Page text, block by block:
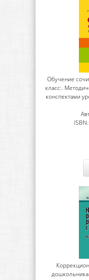
Обучение
класс:.
конспектами